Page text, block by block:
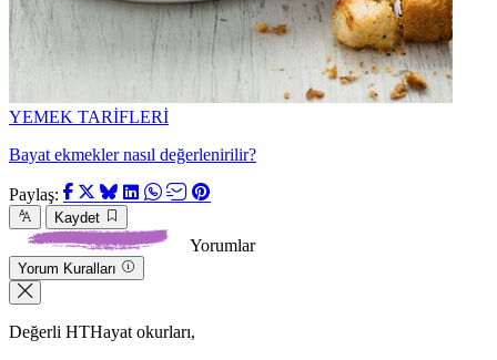
YEMEK TARİFLERİ
Bayat ekmekler nasıl değerlenirilir?
Paylaş:
Kaydet
Yorumlar
Yorum Kuralları
Değerli HTHayat okurları,